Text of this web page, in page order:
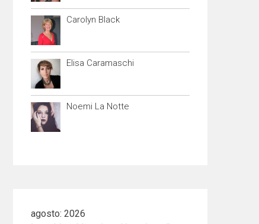
Carolyn Black
Elisa Caramaschi
Noemi La Notte
agosto: 2026